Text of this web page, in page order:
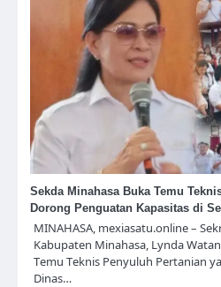
Sekda Minahasa Buka Temu
Dorong Penguatan Kapasitas di
MINAHASA, mexiasatu.online –
Kabupaten Minahasa, Lynda
Temu Teknis Penyuluh Pertanian
Dinas…